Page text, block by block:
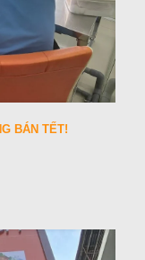
BÁN TẾT!